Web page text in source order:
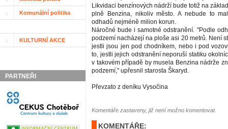
Komunální politika
KULTURNÍ AKCE
PARTNEŘI
Likvidaci benzínových nádrží bude totiž na
plně Benzina, nikoliv město. A nebude to
odhadů nejméně milion korun.
Náročné bude i samotné odstranění. "Podle
podzemí nacházejí na ploše asi 20 metrů. Není
jestli jsou jen pod chodníkem, nebo i pod
to, jestli jejich odstranění neporuší statiku
v takovém případě by musela Benzina nádrže
podzemí," upřesnil starosta Škaryd.
Převzato z deníku Vysočina
Komentáře zastaveny, již není možno komentovat.
KOMENTÁŘE: